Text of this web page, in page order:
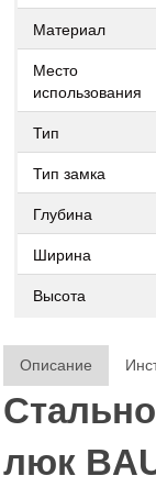
Материал
Место
использования
Тип
Тип замка
Глубина
Ширина
Высота
Описание
люк